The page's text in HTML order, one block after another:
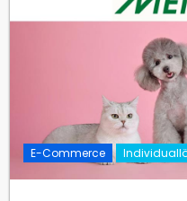
E-Commerce